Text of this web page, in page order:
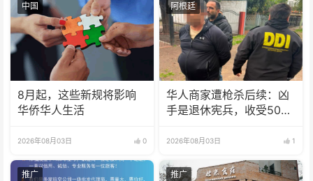
中国
8月起，这些新规将影响
华侨华人生活
2026年08月03日 0
阿根廷
华人商家遭枪杀后续：凶
手是退休宪兵，收受5000
2026年08月03日 1
推广 推广